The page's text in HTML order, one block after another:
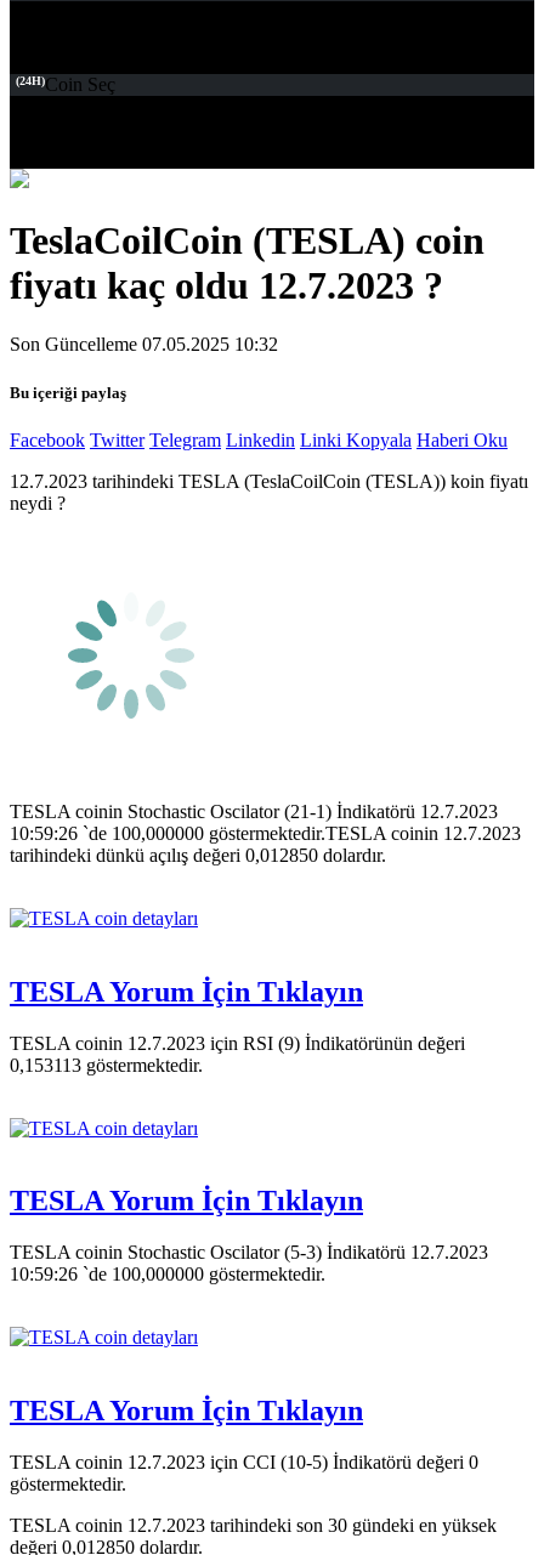
(24H)Coin Seç
TeslaCoilCoin (TESLA) coin
fiyatı kaç oldu 12.7.2023 ?
Son Güncelleme 07.05.2025 10:32
Bu içeriği paylaş
Facebook Twitter Telegram Linkedin Linki Kopyala Haberi Oku
12.7.2023 tarihindeki TESLA (TeslaCoilCoin (TESLA)) koin fiyatı
neydi ?
TESLA coinin Stochastic Oscilator (21-1) İndikatörü 12.7.2023
10:59:26 `de 100,000000 göstermektedir.TESLA coinin 12.7.2023
tarihindeki dünkü açılış değeri 0,012850 dolardır.
TESLA Yorum İçin Tıklayın
TESLA coinin 12.7.2023 için RSI (9) İndikatörünün değeri
0,153113 göstermektedir.
TESLA Yorum İçin Tıklayın
TESLA coinin Stochastic Oscilator (5-3) İndikatörü 12.7.2023
10:59:26 `de 100,000000 göstermektedir.
TESLA Yorum İçin Tıklayın
TESLA coinin 12.7.2023 için CCI (10-5) İndikatörü değeri 0
göstermektedir.
TESLA coinin 12.7.2023 tarihindeki son 30 gündeki en yüksek
değeri 0,012850 dolardır.